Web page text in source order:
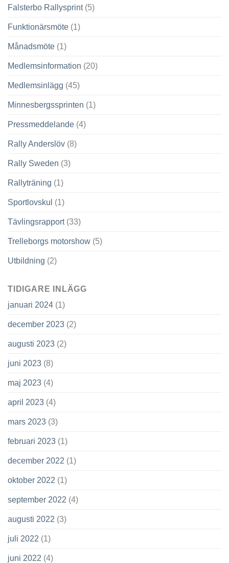
Falsterbo Rallysprint(5)
Funktionärsmöte (1)
Månadsmöte (1)
Medlemsinformation (20)
Medlemsinlägg (45)
Minnesbergssprinten (1)
Pressmeddelande (4)
Rally Anderslöv (8)
Rally Sweden (3)
Rallyträning (1)
Sportlovskul (1)
Tävlingsrapport(33)
Trelleborgs motorshow (5)
Utbildning (2)
TIDIGARE INLÄGG
januari 2024 (1)
december 2023 (2)
augusti 2023 (2)
juni 2023 (8)
maj 2023 (4)
april 2023 (4)
mars 2023 (3)
februari 2023 (1)
december 2022 (1)
oktober 2022 (1)
september 2022 (4)
augusti 2022 (3)
juli 2022 (1)
juni 2022 (4)